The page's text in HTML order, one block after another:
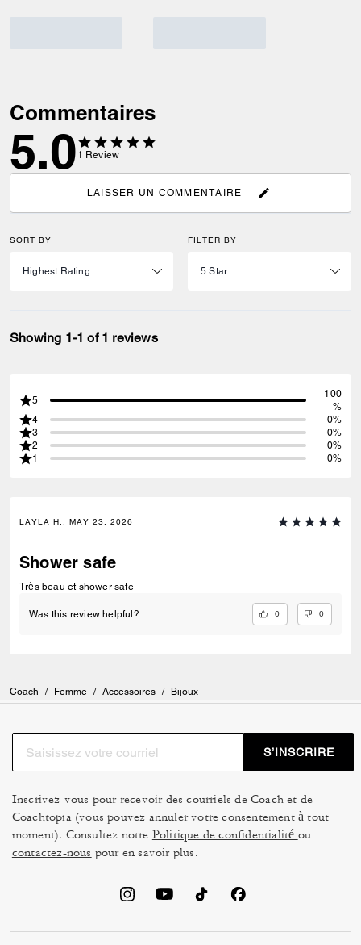
Commentaires
5.0 1 Review
LAISSER UN COMMENTAIRE
SORT BY FILTER BY
Showing 1-1 of 1 reviews
5
100
%
4
0%
3
0%
2
0%
1
0%
LAYLA H., MAY 23, 2026
Shower safe
Très beau et shower safe
Was this review helpful? 0 0
Coach / Femme / Accessoires / Bijoux
S’INSCRIRE
Inscrivez-vous pour recevoir des courriels de Coach et de
Coachtopia (vous pouvez annuler votre consentement à tout
moment). Consultez notre Politique de confidentialité ou
contactez-nous pour en savoir plus.